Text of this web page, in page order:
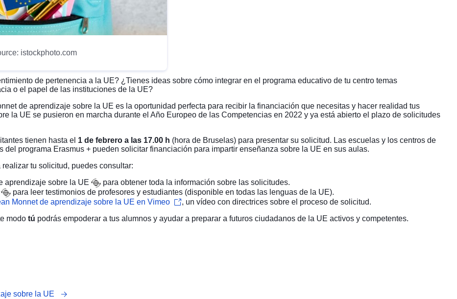
istockphoto.com
de pertenencia a la UE? ¿Tienes ideas sobre cómo integrar en el programa educativo de tu centro temas
o el papel de las instituciones de la UE?
de aprendizaje sobre la UE es la oportunidad perfecta para recibir la financiación que necesitas y hacer realidad tus
la UE se pusieron en marcha durante el Año Europeo de las Competencias en 2022 y ya está abierto el plazo de solicitudes
tienen hasta el 1 de febrero a las 17.00 h (hora de Bruselas) para presentar su solicitud. Las escuelas y los centros de
programa Erasmus + pueden solicitar financiación para impartir enseñanza sobre la UE en sus aulas.
tu solicitud, puedes consultar:
aprendizaje sobre la UE
para obtener toda la información sobre las solicitudes.
para leer testimonios de profesores y estudiantes (disponible en todas las lenguas de la UE).
Monnet de aprendizaje sobre la UE en Vimeo
, un vídeo con directrices sobre el proceso de solicitud.
modo tú podrás empoderar a tus alumnos y ayudar a preparar a futuros ciudadanos de la UE activos y competentes.
sobre la UE